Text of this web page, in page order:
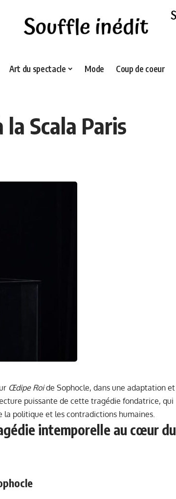
Art du spectacle Mode Coup de coeur
Scala Paris
Œdipe Roide Sophocle, dans une adaptation et
puissante de cette tragédie fondatrice, qui
la politique et les contradictions humaines.
intemporelle au cœur du